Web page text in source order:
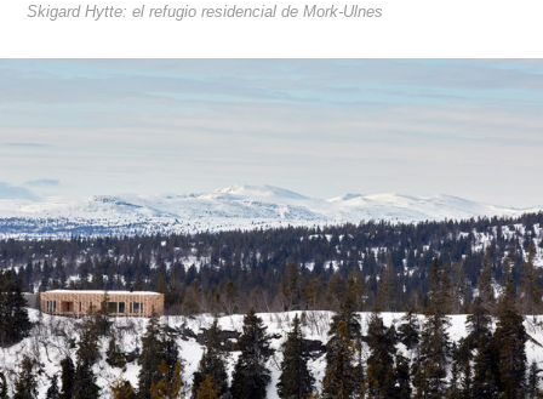
Skigard Hytte: el refugio residencial de Mork-Ulnes